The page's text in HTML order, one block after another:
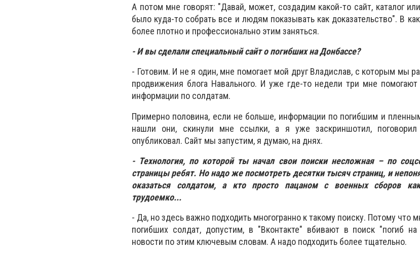
А потом мне говорят: "Давай, может, создадим какой-то сайт, каталог
было куда-то собрать все и людям показывать как доказательство". В
более плотно и профессионально этим заняться.
- И вы сделали специальный сайт о погибших на Донбассе?
- Готовим. И не я один, мне помогает мой друг Владислав, с которым мы
продвижения блога Навального. И уже где-то недели три мне
информации по солдатам.
Примерно половина, если не больше, информации по погибшим и
нашли они, скинули мне ссылки, а я уже заскриншотил,
опубликовал. Сайт мы запустим, я думаю, на днях.
- Технология, по которой ты начал свои поиски несложная – по
страницы ребят. Но надо же посмотреть десятки тысяч страниц, и
оказаться солдатом, а кто просто пацаном с военных сборов
трудоемко...
- Да, но здесь важно подходить многогранно к такому поиску. Потому что
погибших солдат, допустим, в "Вконтакте" вбивают в поиск "погиб
новости по этим ключевым словам. А надо подходить более тщательно.